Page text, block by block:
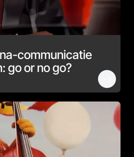
communicatie
go or no go?